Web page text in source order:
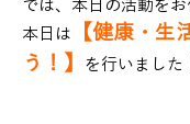
では、本日の活動をお
本日は
【健康・生
う！】
を行いました